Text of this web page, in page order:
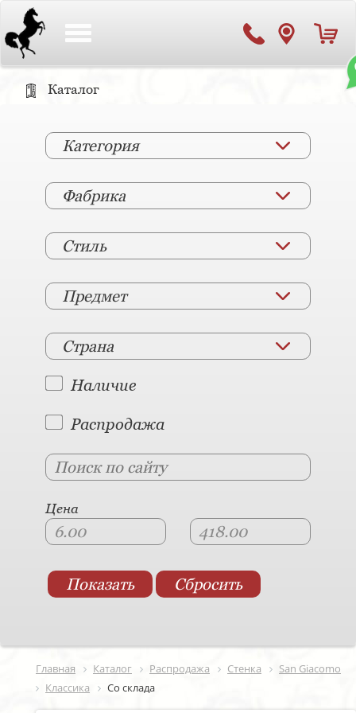
Каталог
Категория
Фабрика
Стиль
Предмет
Страна
Наличие
Распродажа
Цена
Главная Каталог Распродажа Стенка
San Giacomo
Классика
Со склада